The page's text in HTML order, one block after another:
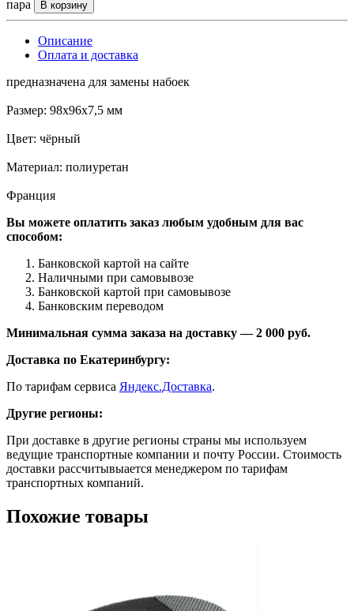
пара В корзину
Описание
Оплата и доставка
предназначена для замены набоек
Размер: 98х96х7,5 мм
Цвет: чёрный
Материал: полиуретан
Франция
Вы можете оплатить заказ любым удобным для вас
способом:
Банковской картой на сайте
Наличными при самовывозе
Банковской картой при самовывозе
Банковским переводом
Минимальная сумма заказа на доставку — 2 000 руб.
Доставка по Екатеринбургу:
По тарифам сервиса Яндекс.Доставка.
Другие регионы:
При доставке в другие регионы страны мы используем
ведущие транспортные компании и почту России. Стоимость
доставки рассчитывыается менеджером по тарифам
транспортных компаний.
Похожие товары